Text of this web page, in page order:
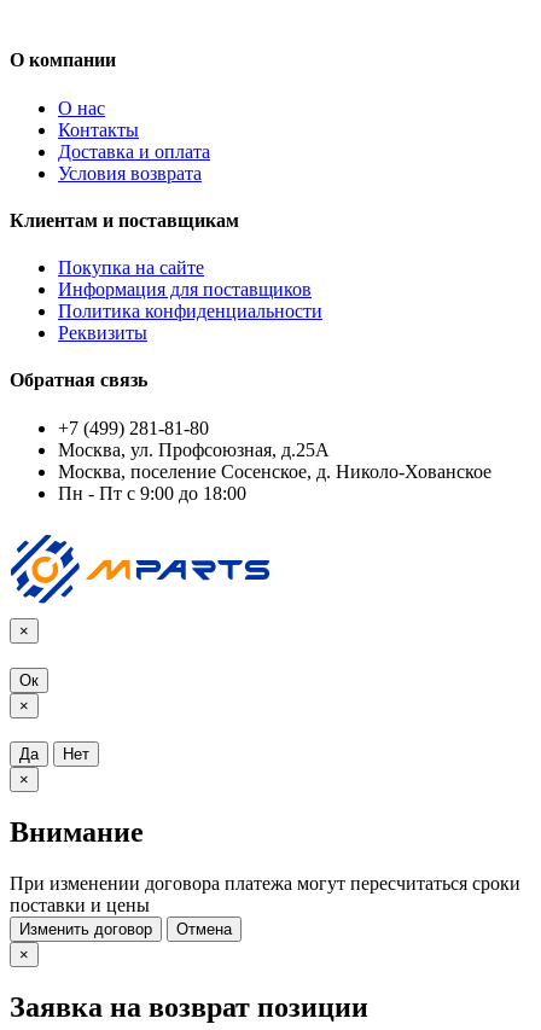
О компании
О нас
Контакты
Доставка и оплата
Условия возврата
Клиентам и поставщикам
Покупка на сайте
Информация для поставщиков
Политика конфиденциальности
Реквизиты
Обратная связь
+7 (499) 281-81-80
Москва, ул. Профсоюзная, д.25А
Москва, поселение Сосенское, д. Николо-Хованское
Пн - Пт с 9:00 до 18:00
×
Ок
×
Да
Нет
×
Внимание
При изменении договора платежа могут пересчитаться сроки
поставки и цены
Изменить договор
Отмена
×
Заявка на возврат позиции